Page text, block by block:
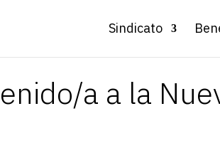
Sindicato
a a la